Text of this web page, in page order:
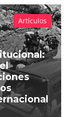
Artículos